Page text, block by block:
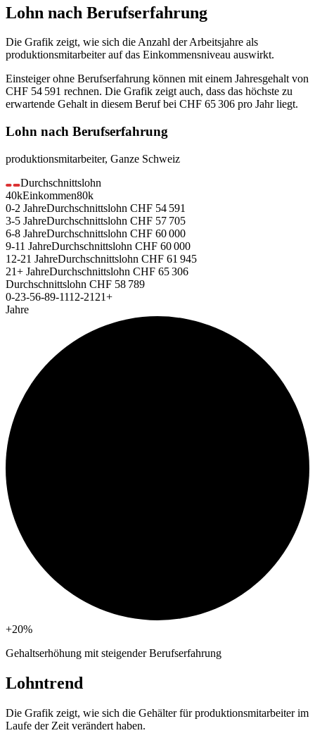
Lohn nach Berufserfahrung
Die Grafik zeigt, wie sich die Anzahl der Arbeitsjahre als
produktionsmitarbeiterauf das Einkommensniveau auswirkt.
Einsteiger ohne Berufserfahrung können mit einem Jahresgehalt von
CHF 54 591 rechnen. Die Grafik zeigt auch, dass das höchste zu
erwartende Gehalt in diesem Beruf bei CHF 65 306 pro Jahr liegt.
Lohn nach Berufserfahrung
produktionsmitarbeiter, Ganze Schweiz
Durchschnittslohn
40kEinkommen80k
0-2 JahreDurchschnittslohn CHF 54 591
3-5 JahreDurchschnittslohn CHF 57 705
6-8 JahreDurchschnittslohn CHF 60 000
9-11 JahreDurchschnittslohn CHF 60 000
12-21 JahreDurchschnittslohn CHF 61 945
21+ JahreDurchschnittslohn CHF 65 306
Durchschnittslohn CHF 58 789
0-23-56-89-1112-21 21+
Jahre
+20%
Gehaltserhöhung mit steigender Berufserfahrung
Lohntrend
Die Grafik zeigt, wie sich die Gehälter fürproduktionsmitarbeiterim
Laufe der Zeit verändert haben.